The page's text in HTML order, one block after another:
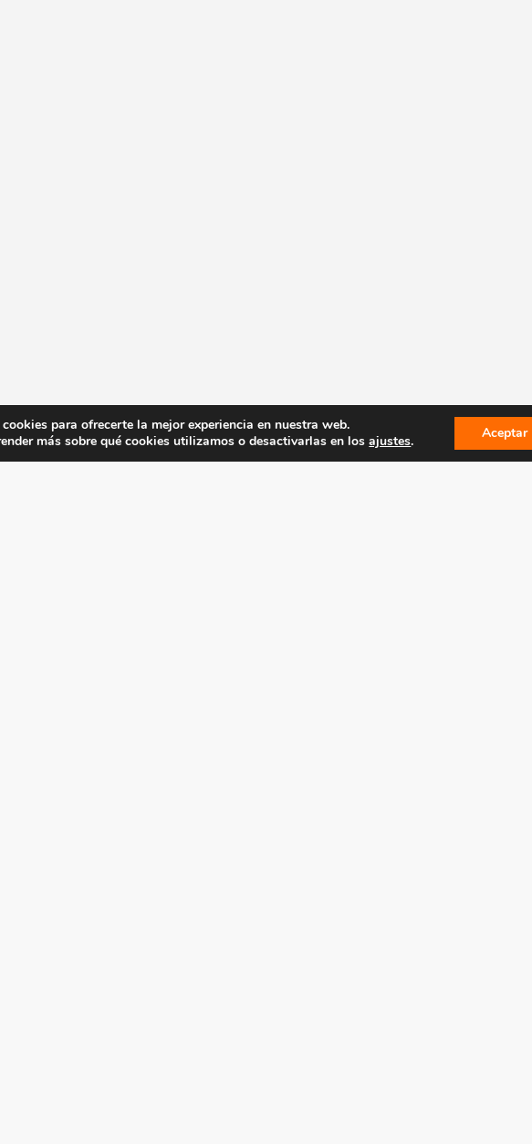
para ofrecerte la mejor experiencia en nuestra web.
más sobre qué cookies utilizamos o desactivarlas en losajustes. Aceptar